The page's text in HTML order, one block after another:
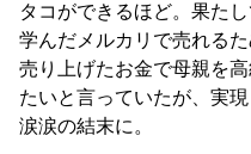
タコができるほど。果た
学んだメルカリで売れるた
売り上げたお金で母親を
たいと言っていたが、実
涙涙の結末に。